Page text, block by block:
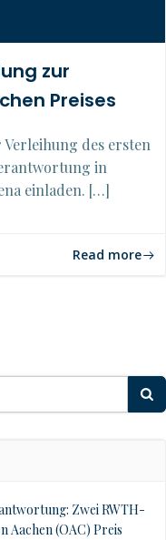
zur
Preises
des ersten
in
einladen. […]
Read more
Zwei RWTH-
Aachen (OAC) Preis